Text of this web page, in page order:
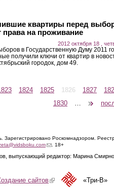
квартиры перед
на проживание
2012 октября 18 ,
в Государственную Думу 2011
получили ключи от квартир в
городок, дом 49.
1824 1825 1826 1827
1830
Зарегистрировано Роскомнадзором.
(link sends e-mail)
. 18+
выпускающий редактор: Марина
сайтов(link is external)«Три-В»